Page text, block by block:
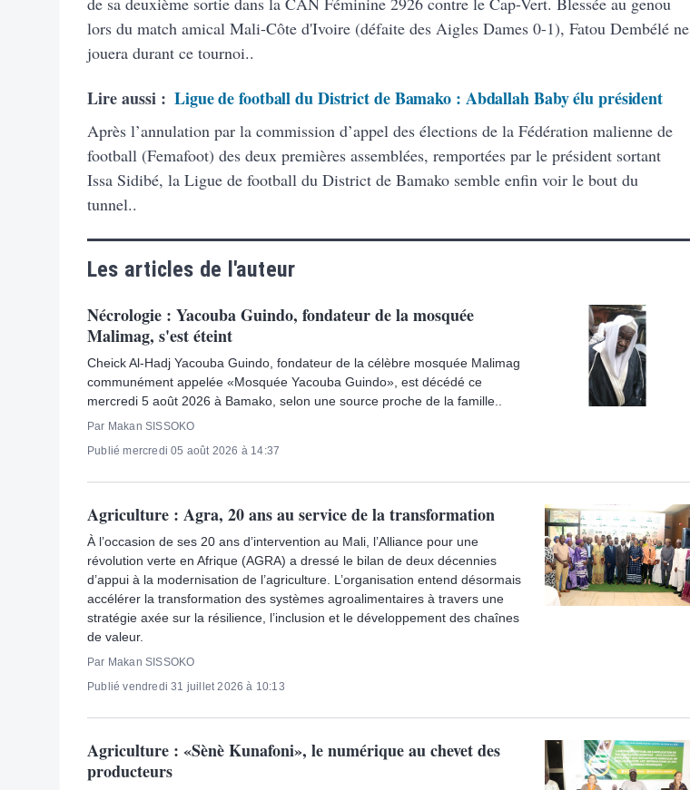
lors du match amical Mali-Côte d'Ivoire (défaite des Aigles Dames 0-1), Fatou Dembélé ne
jouera durant ce tournoi..
Lire aussi : Ligue de football du District de Bamako : Abdallah Baby élu président
Après l’annulation par la commission d’appel des élections de la Fédération malienne de
football (Femafoot) des deux premières assemblées, remportées par le président sortant
Issa Sidibé, la Ligue de football du District de Bamako semble enfin voir le bout du
tunnel..
Les articles de l'auteur
Nécrologie : Yacouba Guindo, fondateur de la mosquée
Malimag, s'est éteint
Cheick Al-Hadj Yacouba Guindo, fondateur de la célèbre mosquée Malimag
communément appelée «Mosquée Yacouba Guindo», est décédé ce
mercredi 5 août 2026 à Bamako, selon une source proche de la famille..
Par Makan SISSOKO
Publié mercredi 05 août 2026 à 14:37
Agriculture : Agra, 20 ans au service de la transformation
À l’occasion de ses 20 ans d’intervention au Mali, l’Alliance pour une
révolution verte en Afrique (AGRA) a dressé le bilan de deux décennies
d’appui à la modernisation de l’agriculture. L’organisation entend désormais
accélérer la transformation des systèmes agroalimentaires à travers une
stratégie axée sur la résilience, l’inclusion et le développement des chaînes
de valeur.
Par Makan SISSOKO
Publié vendredi 31 juillet 2026 à 10:13
Agriculture : «Sènè Kunafoni», le numérique au chevet des
producteurs